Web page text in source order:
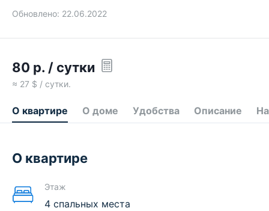
Обновлено: 22.06.2022
80 р. / сутки
≈ 27 $ / сутки.
О квартире О доме Удобства Описание
О квартире
Этаж
4 спальных места